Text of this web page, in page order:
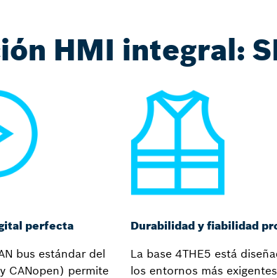
HMI integral:
perfecta
bus estándar del
CANopen) permite
Durabilidad y fiabilidad
La base 4THE5 está
los entornos más